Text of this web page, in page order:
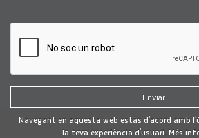
Navegant en aquesta web estàs d'acord amb
la teva experiència d'usuari. Més